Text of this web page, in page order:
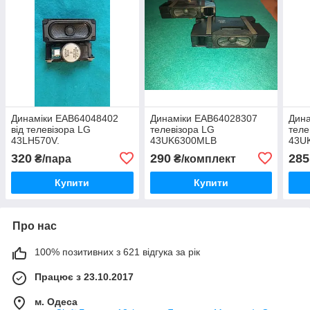
Динаміки EAB64048402
від телевізора LG
43LH570V.
320 ₴/пара
Купити
Динаміки EAB64028307
телевізора LG
43UK6300MLB
290₴/комплект
Купити
285
Про нас
100% позитивних з 621 відгука за рік
Працює з 23.10.2017
м. Одеса